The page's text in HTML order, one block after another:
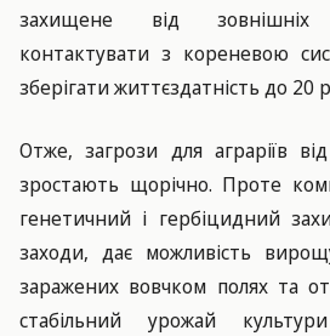
захищене від
контактувати з кореневою
зберігати життєздатність до 20
Отже, загрози для аграріїв
зростають щорічно. Проте
генетичний і гербіцидний
заходи, дає можливість
заражених вовчком полях та
стабільний урожай